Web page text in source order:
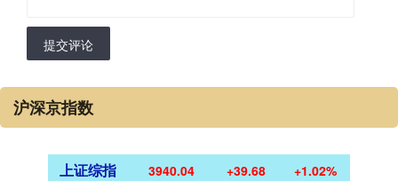
提交评论
沪深京指数
上证综指 3940.04 +39.68 +1.02%